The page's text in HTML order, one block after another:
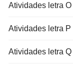
Atividades letra O
Atividades letra P
Atividades letra Q